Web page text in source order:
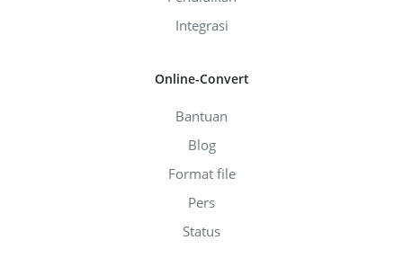
Integrasi
Online-Convert
Bantuan
Blog
Format file
Pers
Status